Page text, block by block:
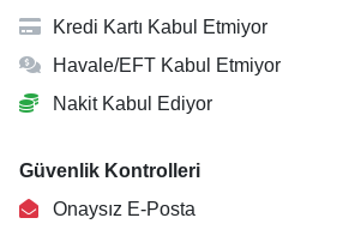
Kredi Kartı Kabul Etmiyor
Havale/EFT Kabul Etmiyor
Nakit Kabul Ediyor
Güvenlik Kontrolleri
Onaysız E-Posta